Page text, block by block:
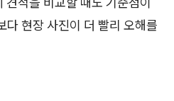
다 현장 사진이 더 빨리 오해를